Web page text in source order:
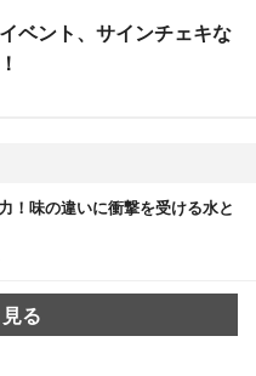
ベント、サインチェキな
！味の違いに衝撃を受ける水と
る